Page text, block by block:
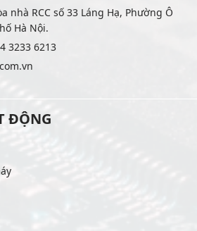
nhà RCC số 33 Láng Hạ, Phường Ô
Hà Nội.
3233 6213
ĐỘNG